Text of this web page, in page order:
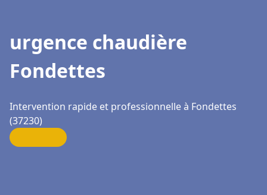
urgence chaudière
Fondettes
Intervention rapide et professionnelle à Fondettes
(37230)